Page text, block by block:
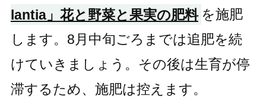
lantia」花と野菜と果実の肥料 を施肥
します。8月中旬ごろまでは追肥を続
けていきましょう。その後は生育が停
滞するため、施肥は控えます。